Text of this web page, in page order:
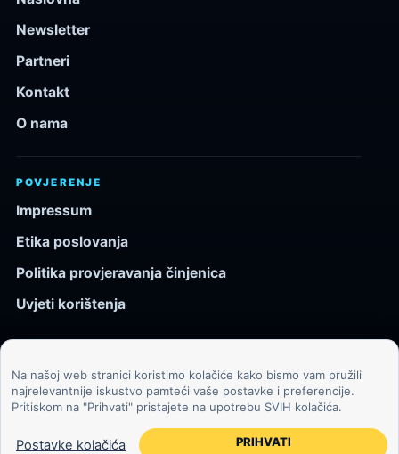
Newsletter
Partneri
Kontakt
O nama
POVJERENJE
Impressum
Etika poslovanja
Politika provjeravanja činjenica
Uvjeti korištenja
© 2026 Kozmos.hr. Sva prava pridržana.
Svemir, znanost, tehnologija i velike ideje za znatiželjne
čitatelje.
Na našoj web stranici koristimo kolačiće kako bismo vam pružili
najrelevantnije iskustvo pamteći vaše postavke i preferencije.
Pritiskom na "Prihvati" pristajete na upotrebu SVIH kolačića.
Postavke kolačića PRIHVATI